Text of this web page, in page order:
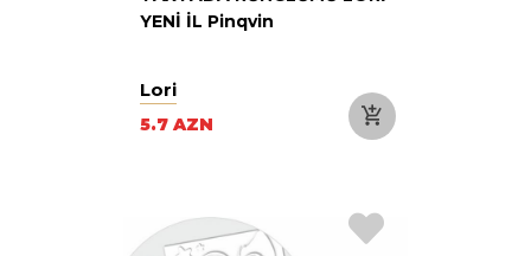
YENİ İL Pinqvin
Lori
5.7 AZN